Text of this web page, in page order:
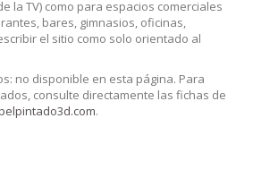
la TV) como para espacios comerciales
bares, gimnasios, oficinas,
el sitio como solo orientado al
no disponible en esta página. Para
consulte directamente las fichas de
.